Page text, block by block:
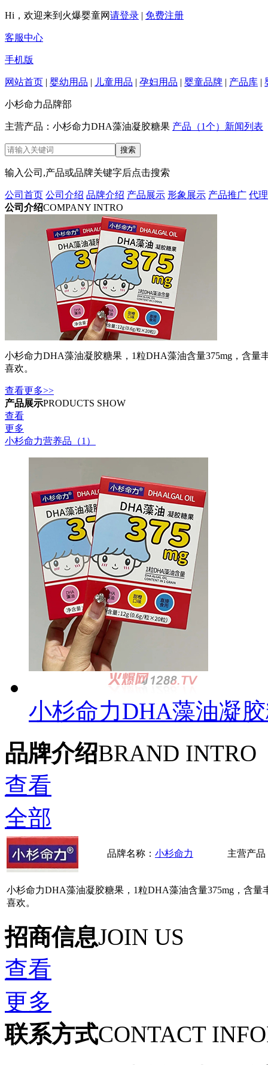
Hi，欢迎来到火爆婴童网请登录 | 免费注册
客服中心
手机版
网站首页 | 婴幼用品 | 儿童用品 | 孕妇用品 | 婴童品牌 | 产品库 |
小杉命力品牌部
主营产品：小杉命力DHA藻油凝胶糖果 产品（1个） 新闻列表
输入公司,产品或品牌关键字后点击搜索
公司首页 公司介绍 品牌介绍 产品展示 形象展示 产品推广 代
公司介绍COMPANY INTRO
小杉命力DHA藻油凝胶糖果，1粒DHA藻油含量375mg，含
喜欢。
查看更多>>
产品展示PRODUCTS SHOW
查看
更多
小杉命力营养品（1）
小杉命力DHA藻油凝
品牌介绍BRAND INTRO
查看
全部
品牌名称： 小杉命力 主营产品
小杉命力DHA藻油凝胶糖果，1粒DHA藻油含量375mg，含
喜欢。
招商信息JOIN US
查看
更多
联系方式CONTACT